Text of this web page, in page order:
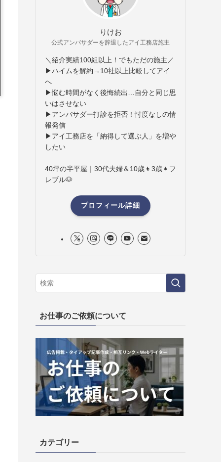
りけお
公式アンバサダーを辞退したアイ工務店施主
＼紹介実績100組以上！でもただの施主／
▶ハイムを解約→10社以上比較してアイ
へ
▶悩む時間がなく後悔続出…自分と同じ思
いはさせない
▶アンバサダー打診を拒否！忖度なしの情
報発信
▶アイ工務店を「納得して選ぶ人」を増や
したい
40坪の半平屋｜30代夫婦＆10歳👦3歳👧フ
レブル🐶
プロフィール詳細
お仕事のご依頼について
カテゴリー